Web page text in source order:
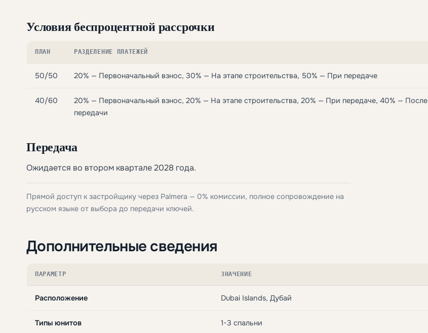
Условия беспроцентной рассрочки
ПЛАН РАЗДЕЛЕНИЕ ПЛАТЕЖЕЙ
50/50 20% — Первоначальный взнос, 30% — На этапе строительства, 50% — При передаче
40/60
20% — Первоначальный взнос, 20% — На этапе строительства, 20% — При передаче, 40% — После
передачи
Передача
Ожидается во втором квартале 2028 года.
Прямой доступ к застройщику через Palmera — 0% комиссии, полное сопровождение на
русском языке от выбора до передачи ключей.
Дополнительные сведения
ПАРАМЕТР ЗНАЧЕНИЕ
Расположение Dubai Islands, Дубай
Типы юнитов 1-3 спальни